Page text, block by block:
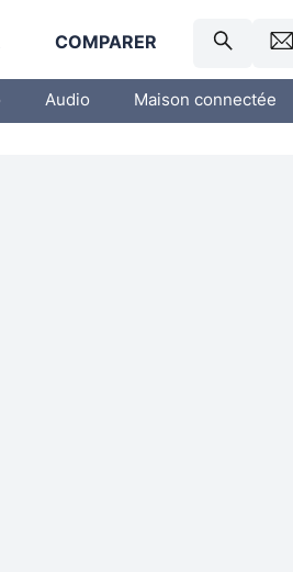
COMPARER
Audio Maison connectée